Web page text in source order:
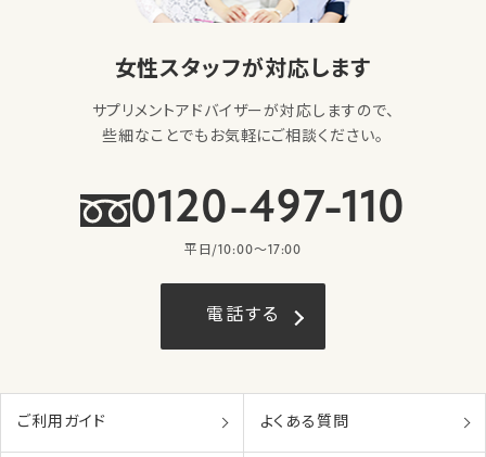
女性スタッフが対応します
サプリメントアドバイザーが対応しますので、
些細なことでもお気軽にご相談ください。
0120-497-110
平日/10:00〜17:00
電話する
ご利用ガイド よくある質問